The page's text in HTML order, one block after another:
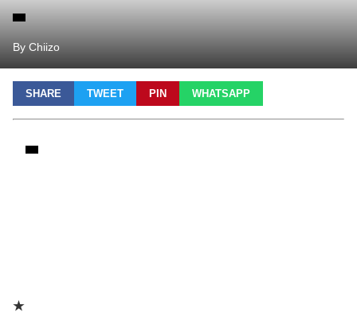
By Chiizo
SHARE TWEET PIN WHATSAPP
★